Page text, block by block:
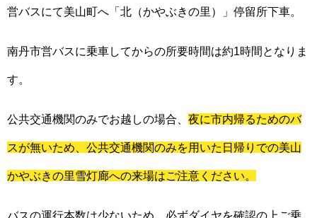
営バスにて美山町へ「北（かやぶきの里）」停留所下車。
南丹市営バスに乗車してからの所要時間は約1時間となりま
す。
公共交通機関のみでお越しの場合、 夜に市内帰るためのバ
スが無いため、公共交通機関のみを用いた日帰りでの美山
かやぶきの里雪灯廊への来場はご注意ください。
バスの運行本数は少ないため、必ずダイヤを確認の上ご乗